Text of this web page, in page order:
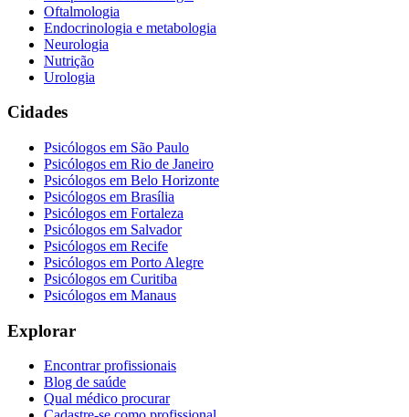
Oftalmologia
Endocrinologia e metabologia
Neurologia
Nutrição
Urologia
Cidades
Psicólogos em São Paulo
Psicólogos em Rio de Janeiro
Psicólogos em Belo Horizonte
Psicólogos em Brasília
Psicólogos em Fortaleza
Psicólogos em Salvador
Psicólogos em Recife
Psicólogos em Porto Alegre
Psicólogos em Curitiba
Psicólogos em Manaus
Explorar
Encontrar profissionais
Blog de saúde
Qual médico procurar